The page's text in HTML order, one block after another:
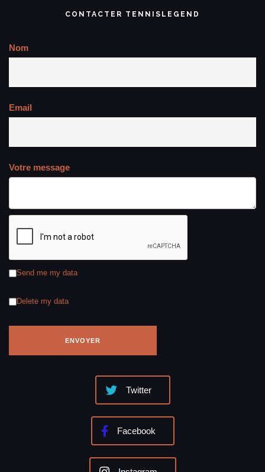
CONTACTER TENNISLEGEND
Nom
Email
Votre message
Send me my data
Delete my data
Twitter
Facebook